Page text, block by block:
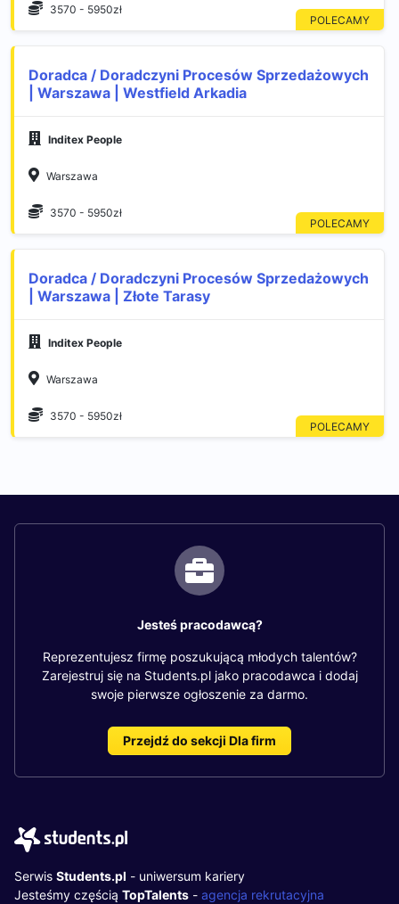
3570 - 5950zł
Doradca / Doradczyni Procesów Sprzedażowych
| Warszawa | Westfield Arkadia
Inditex People
Warszawa
3570 - 5950zł
Doradca / Doradczyni Procesów Sprzedażowych
| Warszawa | Złote Tarasy
Inditex People
Warszawa
3570 - 5950zł
Jesteś pracodawcą?
Reprezentujesz firmę poszukującą młodych talentów?
Zarejestruj się na Students.pl jako pracodawca i dodaj
swoje pierwsze ogłoszenie za darmo.
Przejdź do sekcji Dla firm
Serwis Students.pl - uniwersum kariery
Jesteśmy częścią TopTalents - agencja rekrutacyjna